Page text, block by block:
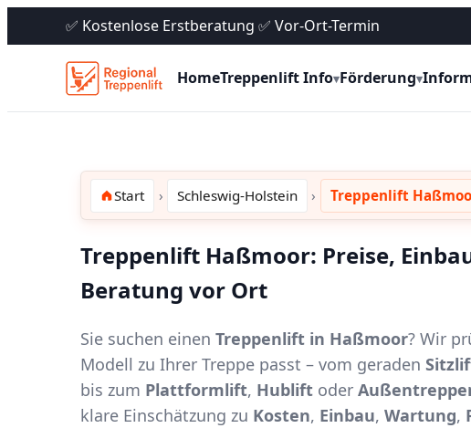
✅ Kostenlose Erstberatung ✅ Vor-Ort-Termin
HomeTreppenlift Info▾Förderung▾
Start Schleswig-Holstein Treppenlift
Treppenlift Haßmoor: Preise,
Beratung vor Ort
Sie suchen einen Treppenlift in Haßmoor? Wir
Modell zu Ihrer Treppe passt – vom geraden
bis zum Plattformlift, Hublift oder
klare Einschätzung zu Kosten, Einbau, Wartung,